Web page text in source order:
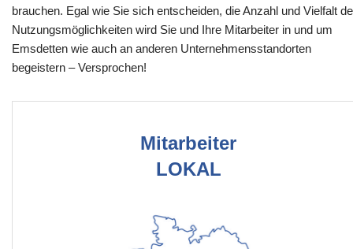
brauchen. Egal wie Sie sich entscheiden, die Anzahl und Vielfalt
Nutzungsmöglichkeiten wird Sie und Ihre Mitarbeiter in und um
Emsdetten wie auch an anderen Unternehmensstandorten
begeistern – Versprochen!
Mitarbeiter
LOKAL